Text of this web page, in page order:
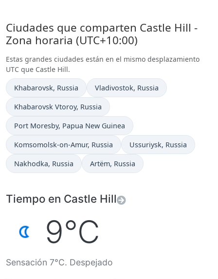
Ciudades que comparten Castle Hill -
Zona horaria (UTC+10:00)
Estas grandes ciudades están en el mismo desplazamiento
UTC que Castle Hill.
Hora actual en
Khabarovsk, Russia Hora actual en
Vladivostok, Russia
Hora actual en
Khabarovsk Vtoroy, Russia
Hora actual en
Port Moresby, Papua New Guinea
Hora actual en
Komsomolsk-on-Amur, Russia Hora actual en
Ussuriysk, Russia
Hora actual en
Nakhodka, Russia Hora actual en
Artëm, Russia
Tiempo en Castle Hill
9°C
Sensación 7°C. Despejado